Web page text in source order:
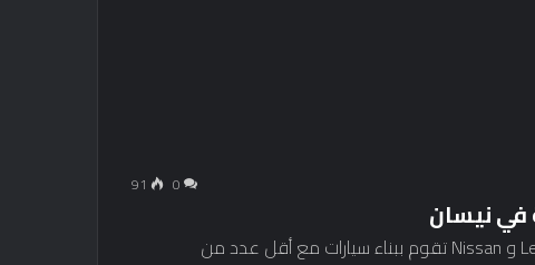
0
91
في نيسان
وجدت دراسة الجودة الأولية لـ JD Power أن Lexus و Nissan تقوم ببناء سيارات مع أقل عدد من